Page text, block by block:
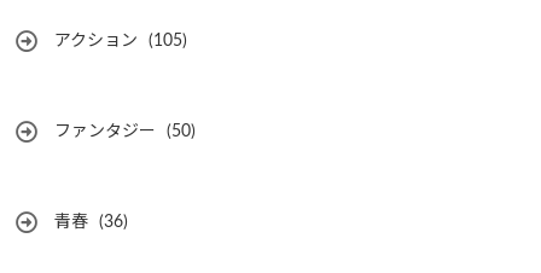
アクション (105)
ファンタジー (50)
青春 (36)